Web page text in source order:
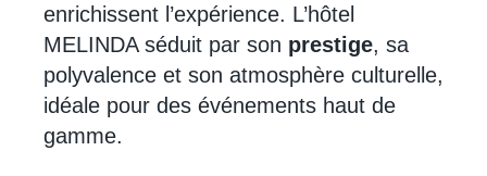
enrichissent l’expérience. L’hôtel
MELINDA séduit par son prestige, sa
polyvalence et son atmosphère culturelle,
idéale pour des événements haut de
gamme.